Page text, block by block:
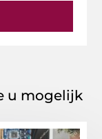
u mogelijk